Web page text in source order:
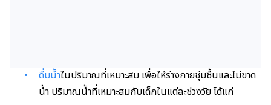
ดื่มน้ำในปริมาณที่เหมาะสม เพื่อให้ร่างกายชุ่มชื้นและไม่ขาด
น้ำ ปริมาณน้ำที่เหมาะสมกับเด็กในแต่ละช่วงวัย ได้แก่